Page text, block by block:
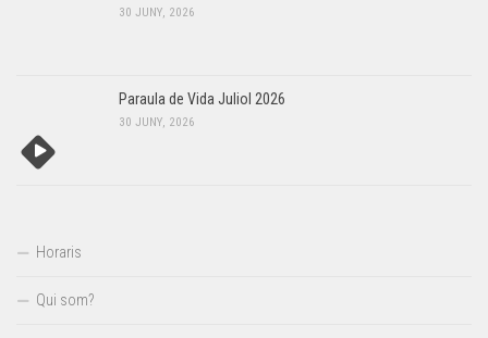
30 JUNY, 2026
Paraula de Vida Juliol 2026
30 JUNY, 2026
Horaris
Qui som?